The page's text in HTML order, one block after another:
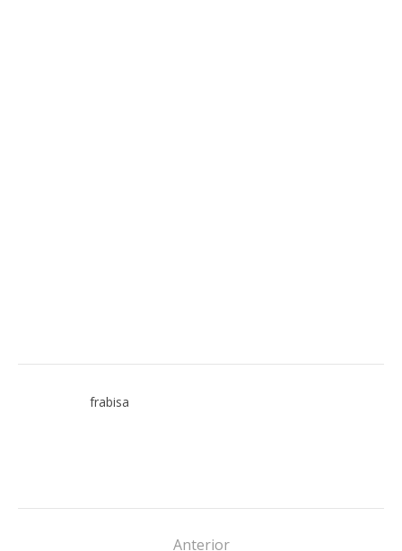
frabisa
Anterior